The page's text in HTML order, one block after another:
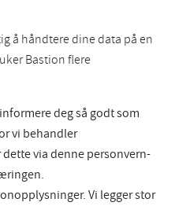
å håndtere dine data på en
Bastion flere
deg så godt som
vi behandler
via denne personvern-
Vi legger stor